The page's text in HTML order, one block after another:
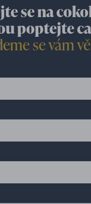
se na
poptejte
se vám